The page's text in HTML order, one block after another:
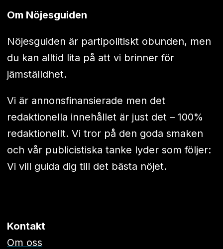
Om Nöjesguiden
Nöjesguiden är partipolitiskt obunden, men
du kan alltid lita på att vi brinner för
jämställdhet.
Vi är annonsfinansierade men det
redaktionella innehållet är just det – 100%
redaktionellt. Vi tror på den goda smaken
och vår publicistiska tanke lyder som följer:
Vi vill guida dig till det bästa nöjet.
Kontakt
Om oss